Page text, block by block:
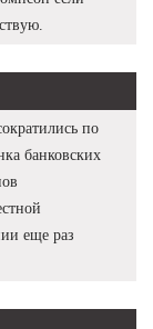
по
банковских
еще раз